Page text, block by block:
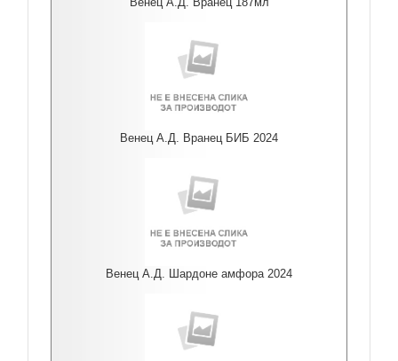
Венец А.Д. Вранец БИБ 2024
Венец А.Д. Шардоне амфора 2024